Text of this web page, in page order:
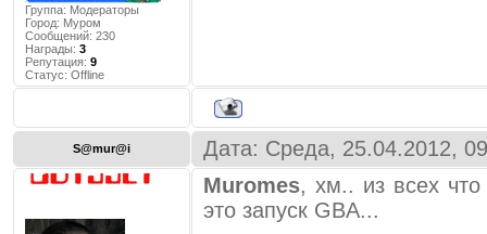
Группа: Модераторы
Город: Муром
Сообщений: 230
Награды: 3
Репутация: 9
Статус: Offline
S@mur@i Дата: Среда, 25.04.2012,
Muromes, хм.. из всех
это запуск GBA...